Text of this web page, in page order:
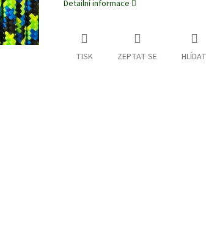
Detailní informace
TISK ZEPTAT SE HLÍDAT